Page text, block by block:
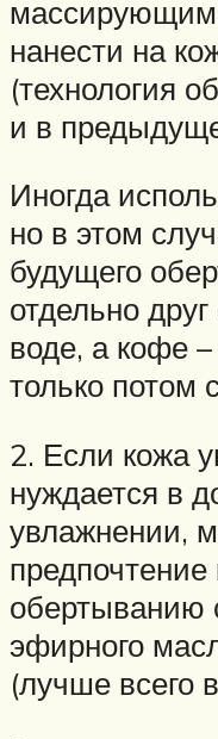
нанести на
(технология
и в
Иногда
но в этом
будущего
отдельно друг
воде, а кофе
только потом
2. Если кожа
нуждается в
увлажнении,
обертыванию
эфирного
(лучше всего